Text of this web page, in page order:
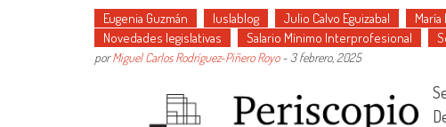
Eugenia Guzmán Iuslablog Julio Calvo Eguizabal María
Novedades legislativas
Salario Mínimo Interprofesional
porMiguel Carlos Rodríguez-Piñero Royo- 3 febrero, 2025